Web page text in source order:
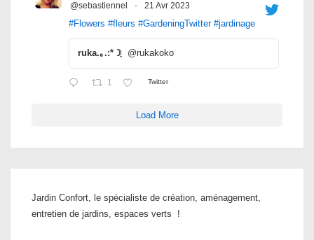
@sebastiennel · 21 Avr 2023
#Flowers #fleurs #GardeningTwitter #jardinage
ruka.｡.:*☽ฺ @rukakoko
1 Twitter
Load More
Jardin Confort, le spécialiste de création, aménagement,
entretien de jardins, espaces verts !